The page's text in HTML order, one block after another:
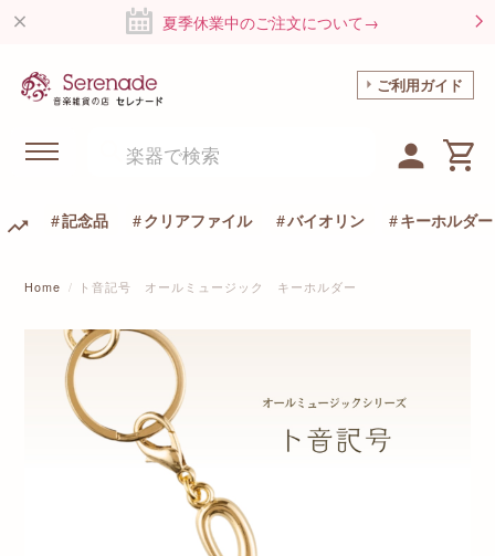
夏季休業中のご注文について→
ご利用ガイド
記念品 クリアファイル バイオリン キーホルダー
Home ト音記号 オールミュージック キーホルダー